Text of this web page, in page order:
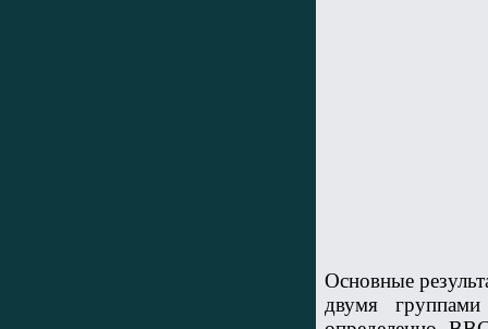
Основные
двумя